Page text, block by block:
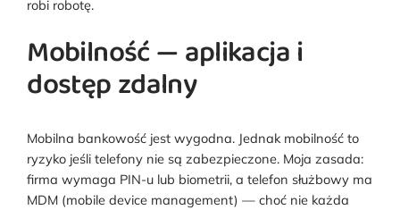
robi robotę.
Mobilność — aplikacja i
dostęp zdalny
Mobilna bankowość jest wygodna. Jednak mobilność to
ryzyko jeśli telefony nie są zabezpieczone. Moja zasada:
firma wymaga PIN-u lub biometrii, a telefon służbowy ma
MDM (mobile device management) — choć nie każda